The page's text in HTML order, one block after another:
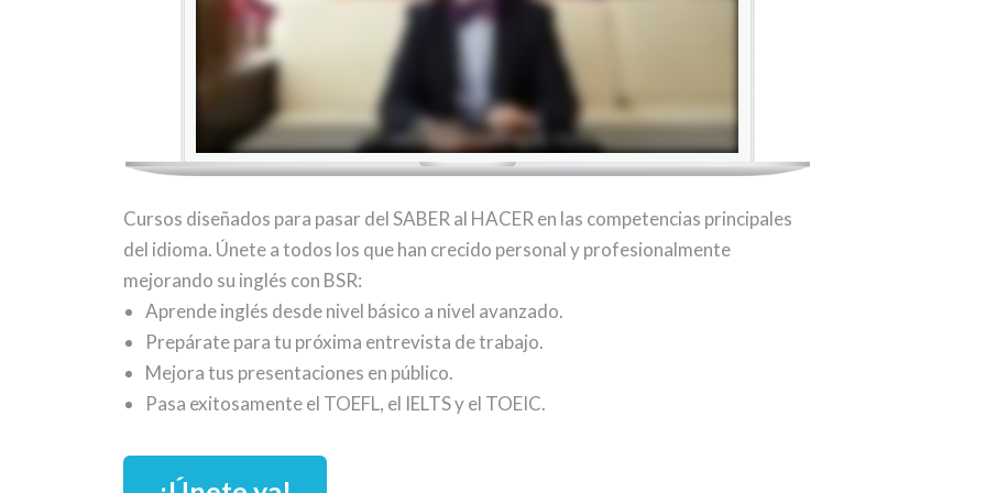
Cursos diseñados para pasar del SABER al HACER en las competencias principales
del idioma. Únete a todos los que han crecido personal y profesionalmente
mejorando su inglés con BSR:
Aprende inglés desde nivel básico a nivel avanzado.
Prepárate para tu próxima entrevista de trabajo.
Mejora tus presentaciones en público.
Pasa exitosamente el TOEFL, el IELTS y el TOEIC.